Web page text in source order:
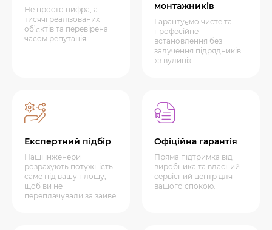
Не просто цифра, а
тисячі реалізованих
об’єктів та перевірена
часом репутація.
монтажників
Гарантуємо чисте та
професійне
встановлення без
залучення підрядників
«з вулиці»
Експертний підбір
Наші інженери
розрахують потужність
саме під вашу площу,
щоб ви не
переплачували за зайве.
Офіційна гарантія
Пряма підтримка від
виробника та власний
сервісний центр для
вашого спокою.